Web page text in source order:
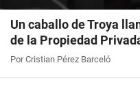
Un caballo de Troya
de la Propiedad
Por Cristian Pérez Barceló